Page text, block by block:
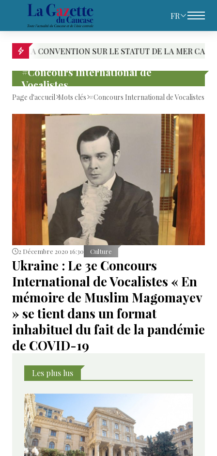
FR
SUR LE STATUT DE LA MER CASPIENNE : LE
#Concours International de
Vocalistes
Page d'accueil Mots clés #Concours International de Vocalistes
2 Décembre 2020 16:30 Culture
Ukraine : Le 3e Concours
International de Vocalistes « En
mémoire de Muslim Magomayev
» se tient dans un format
inhabituel du fait de la pandémie
de COVID-19
Les plus lus